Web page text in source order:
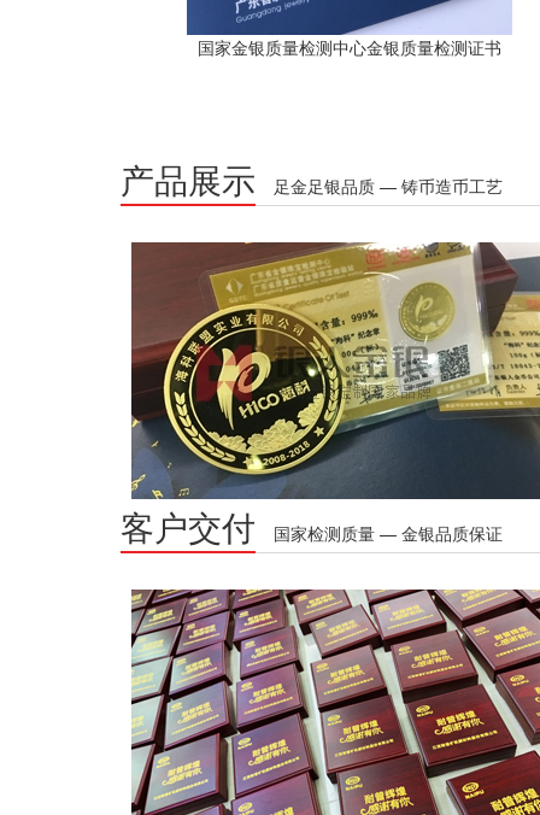
国家金银质量检测中心金银质量检测证书
产品展示 足金足银品质 — 铸币造币工艺
客户交付 国家检测质量 — 金银品质保证